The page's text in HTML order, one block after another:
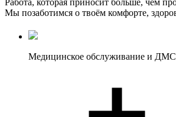
Мы позаботимся о твоём комфорте,
Медицинское обслуживание и ДМС